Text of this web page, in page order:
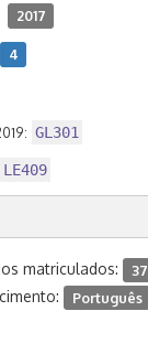
2017
4
GL301
LE409
matriculados: 37
Português